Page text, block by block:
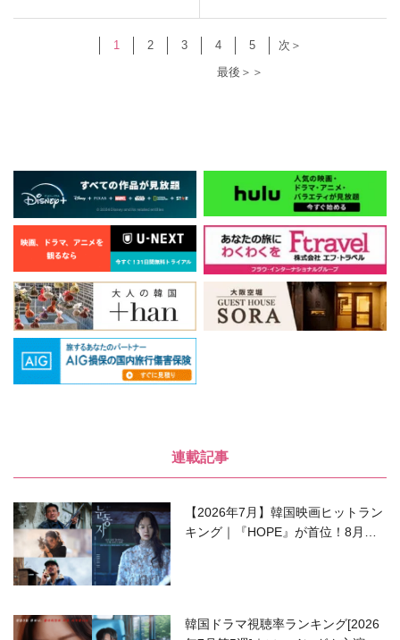
1 2 3 4 5
次＞
最後＞＞
連載記事
【2026年7月】韓国映画ヒットラン
キング｜『HOPE』が首位！8月公
韓国ドラマ視聴率ランキング[2026